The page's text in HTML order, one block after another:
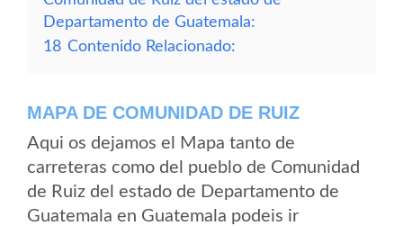
Departamento de Guatemala:
18 Contenido Relacionado:
MAPA DE COMUNIDAD DE RUIZ
Aqui os dejamos el Mapa tanto de
carreteras como del pueblo de Comunidad
de Ruiz del estado de Departamento de
Guatemala en Guatemala podeis ir